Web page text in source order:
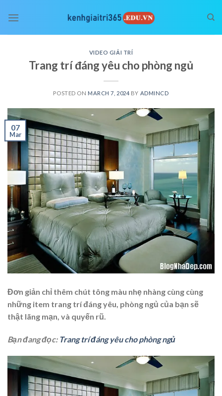
VIDEO GIẢI TRÍ
Trang trí đáng yêu cho phòng ngủ
POSTED ON MARCH 7, 2024 BY ADMINCD
07
Mar
Đơn giản chỉ thêm chút tông màu nhẹ nhàng cùng cùng
những item trang trí đáng yêu, phòng ngủ của bạn sẽ
thật lãng mạn, và quyến rũ.
Bạn đang đọc: Trang trí đáng yêu cho phòng ngủ